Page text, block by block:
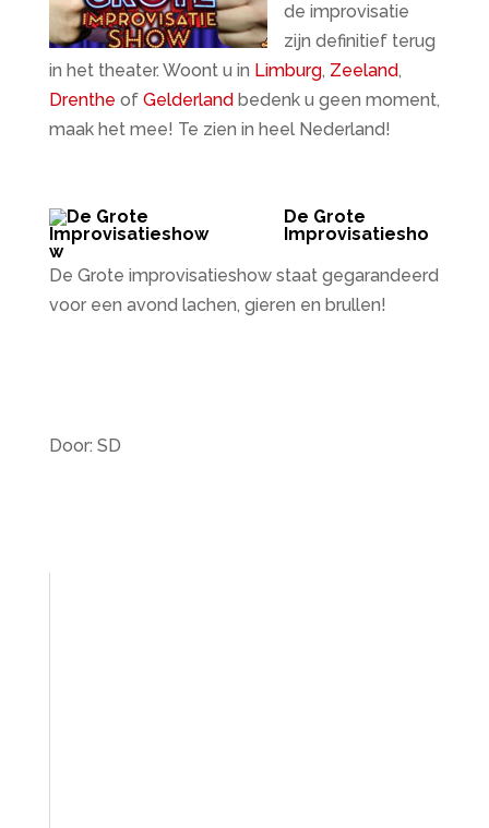
de improvisatie
zijn definitief terug
in het theater. Woont u in Limburg, Zeeland,
Drenthe ofGelderlandbedenk u geen moment,
maak het mee! Te zien in heel Nederland!
De Grote
Improvisatiesho
w
De Grote improvisatieshow staat gegarandeerd
voor een avond lachen, gieren en brullen!
Door: SD